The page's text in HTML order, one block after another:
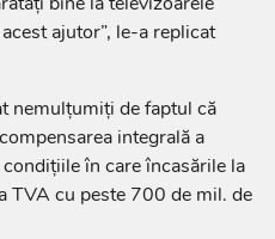
ajutor”, le-a replicat
nemulțumiți de faptul că
integrală a
în care încasările la
TVA cu peste 700 de mil. de